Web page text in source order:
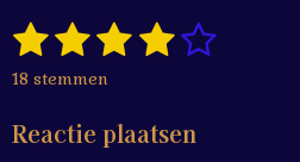
o
k
r
m
R
a
t
n
1
s
t
2
s
3
s
4 5
S
18 stemmen
Reactie plaatsen